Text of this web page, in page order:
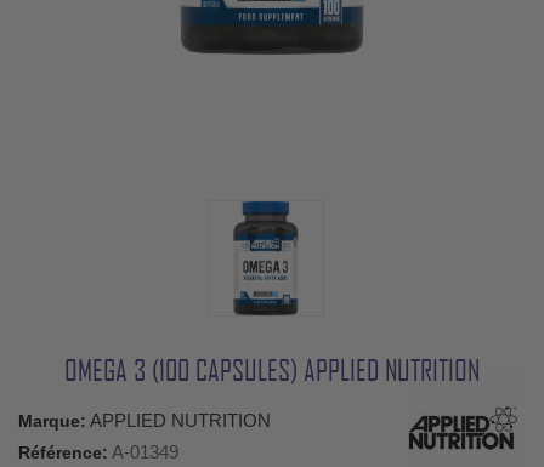
OMEGA 3 (100 CAPSULES) APPLIED NUTRITION
Marque: APPLIED NUTRITION
Référence: A-01349